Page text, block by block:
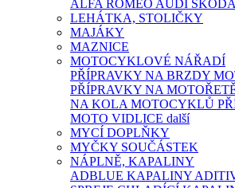
ALFA ROMEO AUDI ŠKODA
LEHÁTKA, STOLIČKY
MAJÁKY
MAZNICE
MOTOCYKLOVÉ NÁŘADÍ
PŘÍPRAVKY NA BRZDY
PŘÍPRAVKY NA
NA KOLA MOTOCYKLŮ
MOTO VIDLICE další
MYCÍ DOPLŇKY
MYČKY SOUČÁSTEK
NÁPLNĚ, KAPALINY
ADBLUE KAPALINY